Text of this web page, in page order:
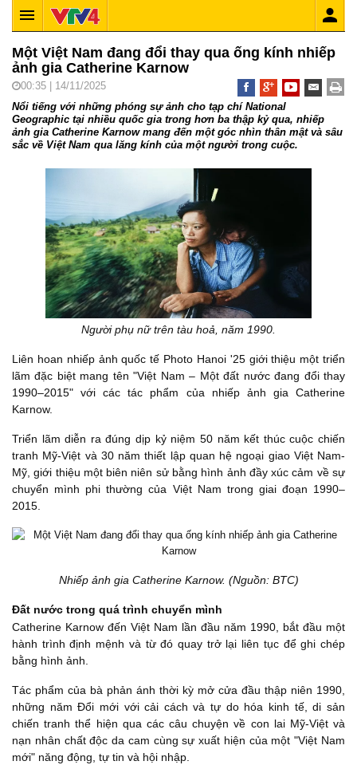
Một Việt Nam đang đổi thay qua ống kính nhiếp
ảnh gia Catherine Karnow
00:35 | 14/11/2025
Nổi tiếng với những phóng sự ảnh cho tạp chí National
Geographic tại nhiều quốc gia trong hơn ba thập kỷ qua, nhiếp
ảnh gia Catherine Karnow mang đến một góc nhìn thân mật và sâu
sắc về Việt Nam qua lăng kính của một người trong cuộc.
Người phụ nữ trên tàu hoả, năm 1990.
Liên hoan nhiếp ảnh quốc tế Photo Hanoi '25 giới thiệu một triển
lãm đặc biệt mang tên "Việt Nam – Một đất nước đang đổi thay
1990–2015" với các tác phẩm của nhiếp ảnh gia Catherine
Karnow.
Triển lãm diễn ra đúng dịp kỷ niệm 50 năm kết thúc cuộc chiến
tranh Mỹ-Việt và 30 năm thiết lập quan hệ ngoại giao Việt Nam-
Mỹ, giới thiệu một biên niên sử bằng hình ảnh đầy xúc cảm về sự
chuyển mình phi thường của Việt Nam trong giai đoạn 1990–
2015.
Nhiếp ảnh gia Catherine Karnow. (Nguồn: BTC)
Đất nước trong quá trình chuyển mình
Catherine Karnow đến Việt Nam lần đầu năm 1990, bắt đầu một
hành trình định mệnh và từ đó quay trở lại liên tục để ghi chép
bằng hình ảnh.
Tác phẩm của bà phản ánh thời kỳ mở cửa đầu thập niên 1990,
những năm Đổi mới với cải cách và tự do hóa kinh tế, di sản
chiến tranh thể hiện qua các câu chuyện về con lai Mỹ-Việt và
nạn nhân chất độc da cam cùng sự xuất hiện của một "Việt Nam
mới" năng động, tự tin và hội nhập.